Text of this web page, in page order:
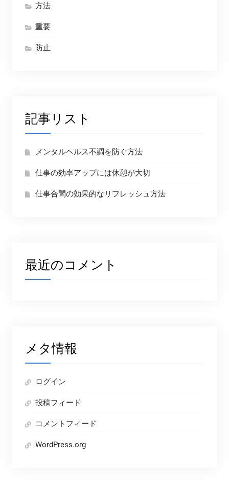
方法
重要
防止
記事リスト
メンタルヘルス不調を防ぐ方法
仕事の効率アップには休憩が大切
仕事合間の効果的なリフレッシュ方法
最近のコメント
メタ情報
ログイン
投稿フィード
コメントフィード
WordPress.org